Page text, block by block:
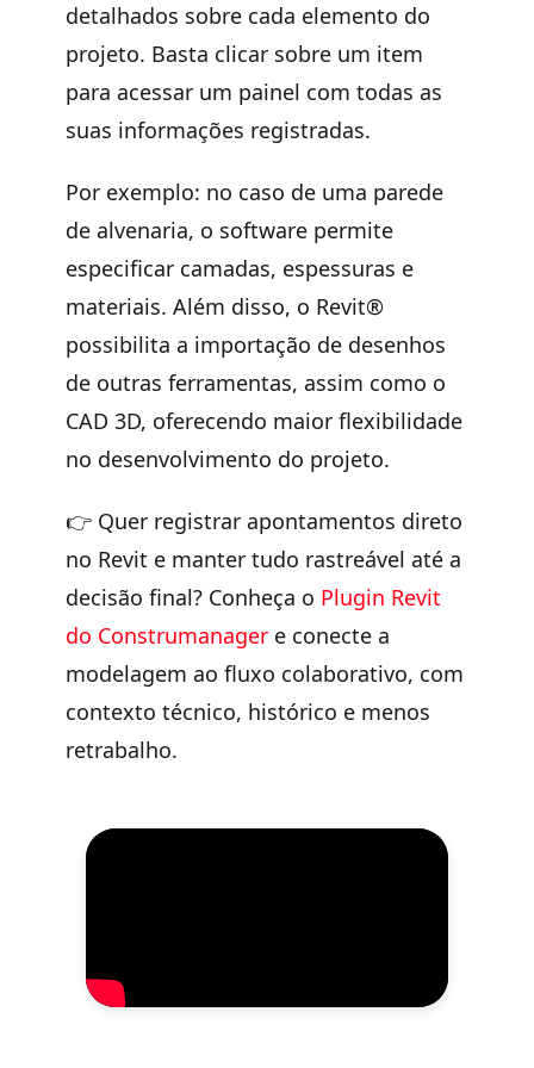
detalhados sobre cada elemento do
projeto. Basta clicar sobre um item
para acessar um painel com todas as
suas informações registradas.
Por exemplo: no caso de uma parede
de alvenaria, o software permite
especificar camadas, espessuras e
materiais. Além disso, o Revit®
possibilita a importação de desenhos
de outras ferramentas, assim como o
CAD 3D, oferecendo maior flexibilidade
no desenvolvimento do projeto.
👉 Quer registrar apontamentos direto
no Revit e manter tudo rastreável até a
decisão final? Conheça o Plugin Revit
do Construmanager e conecte a
modelagem ao fluxo colaborativo, com
contexto técnico, histórico e menos
retrabalho.